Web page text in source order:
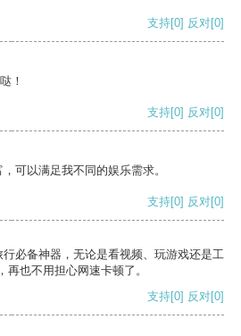
支持[0] 反对[0]
！
支持[0] 反对[0]
可以满足我不同的娱乐需求。
支持[0] 反对[0]
必备神器，无论是看视频、玩游戏还是工
也不用担心网速卡顿了。
支持[0] 反对[0]